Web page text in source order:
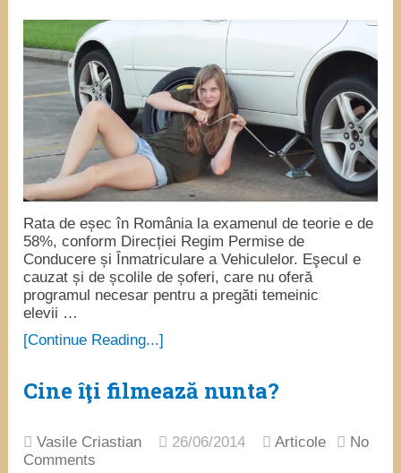
Rata de eșec în România la examenul de teorie e de
58%, conform Direcției Regim Permise de
Conducere și Înmatriculare a Vehiculelor. Eşecul e
cauzat și de școlile de șoferi, care nu oferă
programul necesar pentru a pregăti temeinic
elevii …
[Continue Reading...]
Cine îţi filmează nunta?
Vasile Criastian 26/06/2014 Articole
No
Comments